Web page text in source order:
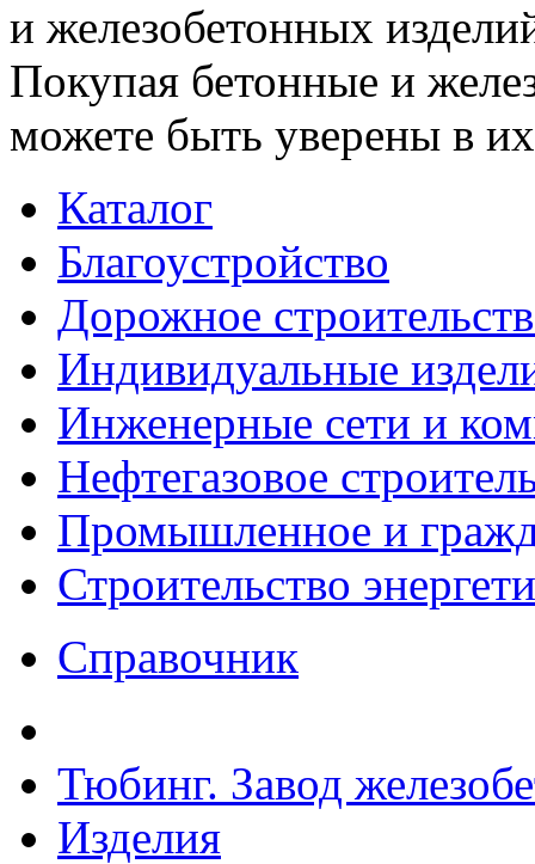
и железобетонных
Покупая бетонные и
можете быть уверены в их
Каталог
Благоустройство
Дорожное
Индивидуальные
Инженерные сети и
Нефтегазовое
Промышленное и
Строительство
Справочник
Тюбинг. Завод
Изделия